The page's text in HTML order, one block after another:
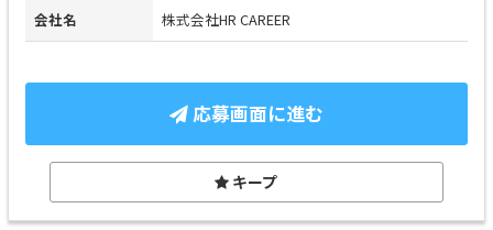
会社名 株式会社HR CAREER
応募画面に進む
キープ